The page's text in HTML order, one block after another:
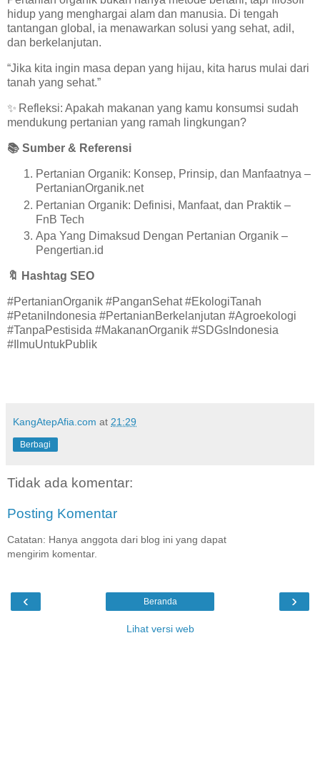
hidup yang menghargai alam dan manusia. Di tengah
tantangan global, ia menawarkan solusi yang sehat, adil,
dan berkelanjutan.
“Jika kita ingin masa depan yang hijau, kita harus mulai dari
tanah yang sehat.”
✨ Refleksi: Apakah makanan yang kamu konsumsi sudah
mendukung pertanian yang ramah lingkungan?
📚 Sumber & Referensi
Pertanian Organik: Konsep, Prinsip, dan Manfaatnya –
PertanianOrganik.net
Pertanian Organik: Definisi, Manfaat, dan Praktik –
FnB Tech
Apa Yang Dimaksud Dengan Pertanian Organik –
Pengertian.id
🔖 Hashtag SEO
#PertanianOrganik #PanganSehat #EkologiTanah
#PetaniIndonesia #PertanianBerkelanjutan #Agroekologi
#TanpaPestisida #MakananOrganik #SDGsIndonesia
#IlmuUntukPublik
KangAtepAfia.com at 21:29
Berbagi
Tidak ada komentar:
Posting Komentar
Catatan: Hanya anggota dari blog ini yang dapat
mengirim komentar.
‹ ›
Beranda
Lihat versi web